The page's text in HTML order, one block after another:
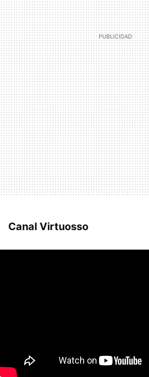
Canal Virtuosso